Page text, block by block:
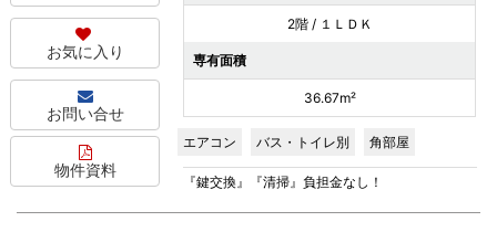
お気に入り
お問い合せ
物件資料
2階 / １ＬＤＫ
専有面積
36.67m²
エアコン バス・トイレ別 角部屋
『鍵交換』『清掃』負担金なし！